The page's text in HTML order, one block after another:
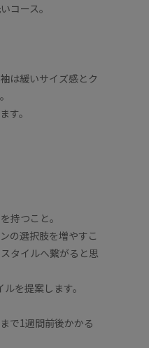
コース。
は緩いサイズ感とク
す。
持つこと。
の選択肢を増やすこ
タイルへ繋がると思
を提案します。
で1週間前後かかる